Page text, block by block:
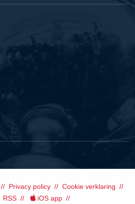
Privacy policy
Cookie verklaring
RSS iOS app